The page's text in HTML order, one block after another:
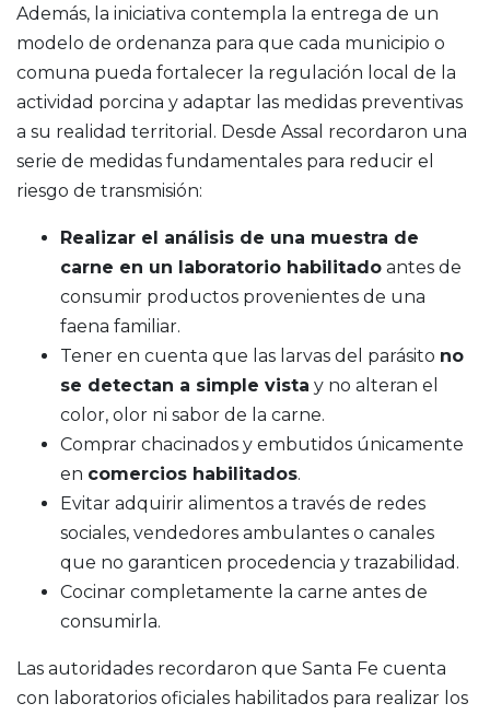
Además, la iniciativa contempla la entrega de un
modelo de ordenanza para que cada municipio o
comuna pueda fortalecer la regulación local de la
actividad porcina y adaptar las medidas preventivas
a su realidad territorial. Desde Assal recordaron una
serie de medidas fundamentales para reducir el
riesgo de transmisión:
Realizar el análisis de una muestra de
carne en un laboratorio habilitado antes de
consumir productos provenientes de una
faena familiar.
Tener en cuenta que las larvas del parásito no
se detectan a simple vista y no alteran el
color, olor ni sabor de la carne.
Comprar chacinados y embutidos únicamente
en comercios habilitados.
Evitar adquirir alimentos a través de redes
sociales, vendedores ambulantes o canales
que no garanticen procedencia y trazabilidad.
Cocinar completamente la carne antes de
consumirla.
Las autoridades recordaron que Santa Fe cuenta
con laboratorios oficiales habilitados para realizar los